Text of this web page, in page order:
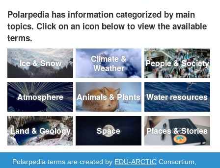
Polarpedia has information categorized by main
topics. Click on an icon below to view the available
terms.
Ice & Snow
Climate &
Weather
People & Society
Atmosphere Animals & Plants Water resources
Land & Geology Space Places & Stories
Polarpedia terms are created by EDU-ARCTIC Consortium,